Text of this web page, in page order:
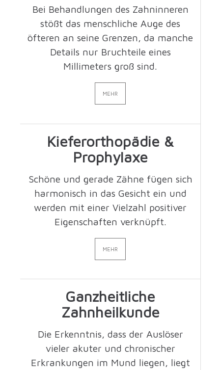
Bei Behandlungen des Zahninneren
stößt das menschliche Auge des
öfteren an seine Grenzen, da manche
Details nur Bruchteile eines
Millimeters groß sind.
MEHR
Kieferorthopädie &
Prophylaxe
Schöne und gerade Zähne fügen sich
harmonisch in das Gesicht ein und
werden mit einer Vielzahl positiver
Eigenschaften verknüpft.
MEHR
Ganzheitliche
Zahnheilkunde
Die Erkenntnis, dass der Auslöser
vieler akuter und chronischer
Erkrankungen im Mund liegen, liegt